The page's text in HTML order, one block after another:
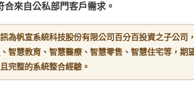
合來自公私部門客戶需求。
為帆宣系統科技股份有限公司百分百投資之子公
智慧教育、智慧醫療、智慧零售、智慧住宅等，
完整的系統整合經驗。